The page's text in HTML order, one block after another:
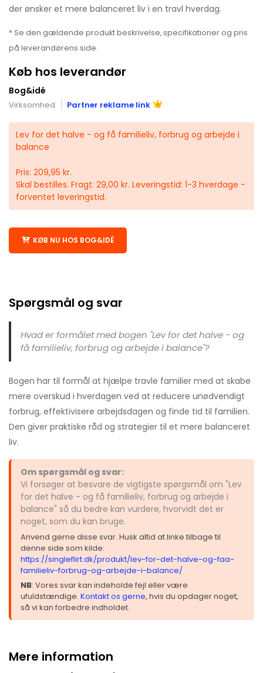
der ønsker et mere balanceret liv i en travl hverdag.
* Se den gældende produkt beskrivelse, specifikationer og pris
på leverandørens side.
Køb hos leverandør
Bog&idé
Virksomhed Partner reklame link
Lev for det halve - og få familieliv, forbrug og arbejde i
balance
Pris: 209,95 kr.
Skal bestilles. Fragt: 29,00 kr. Leveringstid: 1-3 hverdage -
forventet leveringstid.
KØB NU HOS BOG&IDÉ
Spørgsmål og svar
Hvad er formålet med bogen "Lev for det halve - og
få familieliv, forbrug og arbejde i balance"?
Bogen har til formål at hjælpe travle familier med at skabe
mere overskud i hverdagen ved at reducere unødvendigt
forbrug, effektivisere arbejdsdagen og finde tid til familien.
Den giver praktiske råd og strategier til et mere balanceret
liv.
Om spørgsmål og svar:
Vi forsøger at besvare de vigtigste spørgsmål om "Lev
for det halve - og få familieliv, forbrug og arbejde i
balance" så du bedre kan vurdere, hvorvidt det er
noget, som du kan bruge.
Anvend gerne disse svar. Husk altid at linke tilbage til
denne side som kilde:
https://singleflirt.dk/produkt/lev-for-det-halve-og-faa-
familieliv-forbrug-og-arbejde-i-balance/
NB: Vores svar kan indeholde fejl eller være
ufuldstændige. Kontakt os gerne, hvis du opdager noget,
så vi kan forbedre indholdet.
Mere information